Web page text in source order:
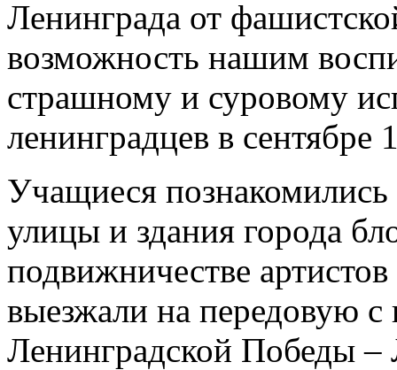
Ленинграда от
возможность нашим
страшному и суровому
ленинградцев в сентябре
Учащиеся
улицы и здания города
подвижничестве
выезжали на передовую
Ленинградской Победы –